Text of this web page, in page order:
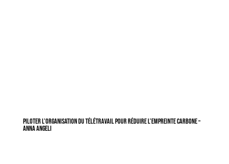
Piloter l’organisation du télétravail pour réduire l’empreinte carbone –
Anna Angeli